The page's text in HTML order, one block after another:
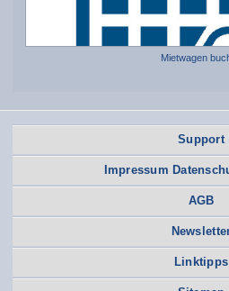
Mietwagen
Support
Impressum
AGB
Linktipps